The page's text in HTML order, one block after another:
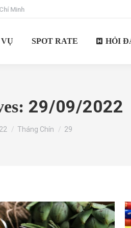
Minh
SPOT RATE HỎI
29/09/2022
Tháng Chín 29